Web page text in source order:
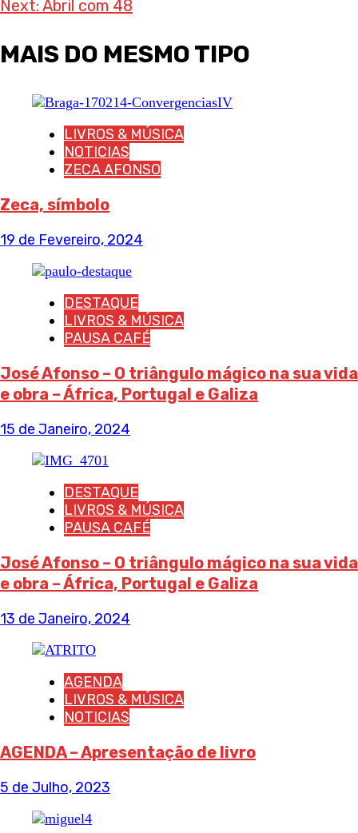
navigation
Next: Abril com 48
MAIS DO MESMO TIPO
LIVROS & MÚSICA
NOTICIAS
ZECA AFONSO
Zeca, símbolo
19 de Fevereiro, 2024
DESTAQUE
LIVROS & MÚSICA
PAUSA CAFÉ
José Afonso – O triângulo mágico na sua vida
e obra – África, Portugal e Galiza
15 de Janeiro, 2024
DESTAQUE
LIVROS & MÚSICA
PAUSA CAFÉ
José Afonso – O triângulo mágico na sua vida
e obra – África, Portugal e Galiza
13 de Janeiro, 2024
AGENDA
LIVROS & MÚSICA
NOTICIAS
AGENDA – Apresentação de livro
5 de Julho, 2023